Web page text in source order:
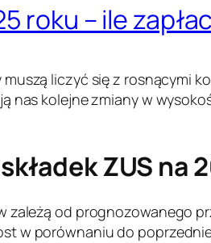
roku – ile
liczyć się z rosnącymi
nas kolejne zmiany w
ZUS na
zależą od prognozowanego
w porównaniu do